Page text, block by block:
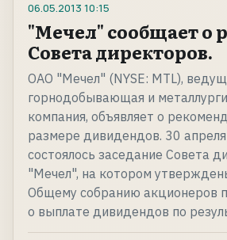
06.05.2013 10:15
"Мечел" cообщает о
Совета директоров.
ОАО "Мечел" (NYSE: MTL),
горнодобывающая и
компания, объявляет о
размере дивидендов. 30
состоялось заседание Совета
"Мечел", на котором
Общему собранию акционеров
о выплате дивидендов по